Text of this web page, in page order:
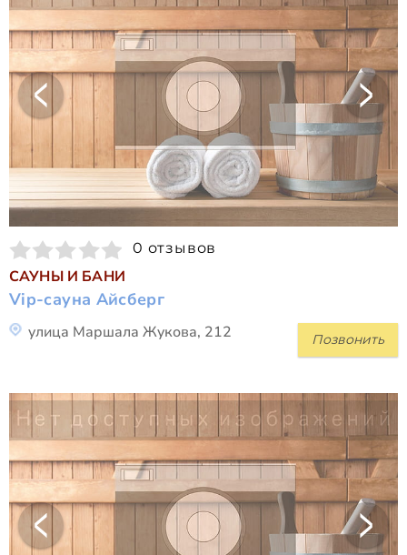
0 отзывов
САУНЫ И БАНИ
Vip-сауна Айсберг
Позвонить
улица Маршала Жукова, 212